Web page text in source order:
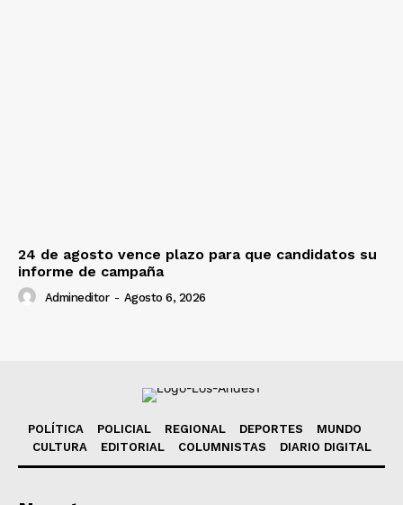
24 de agosto vence plazo para que candidatos su
informe de campaña
Admineditor - Agosto 6, 2026
POLÍTICA POLICIAL REGIONAL DEPORTES
MUNDO
CULTURA
EDITORIAL COLUMNISTAS DIARIO DIGITAL